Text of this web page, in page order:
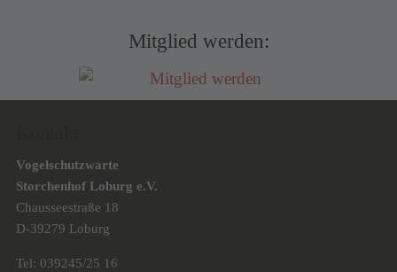
Mitglied werden:
Vogelschutzwarte
Storchenhof Loburg e.V.
Chausseestraße 18
D-39279 Loburg
Tel: 039245/25 16